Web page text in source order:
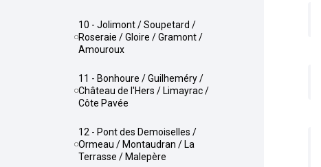
10 - Jolimont / Soupetard /
Roseraie / Gloire / Gramont /
Amouroux
11 - Bonhoure / Guilheméry /
Château de l'Hers / Limayrac /
Côte Pavée
12 - Pont des Demoiselles /
Ormeau / Montaudran / La
Terrasse / Malepère